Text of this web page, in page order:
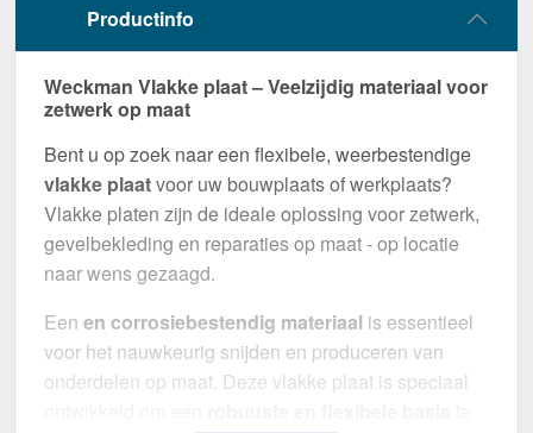
Productinfo
Weckman Vlakke plaat – Veelzijdig materiaal voor
zetwerk op maat
Bent u op zoek naar een flexibele, weerbestendige
vlakke plaatvoor uw bouwplaats of werkplaats?
Vlakke platen zijn de ideale oplossing voor zetwerk,
gevelbekleding en reparaties op maat - op locatie
naar wens gezaagd.
Een en corrosiebestendig materiaal is essentieel
voor het nauwkeurig snijden en produceren van
onderdelen op maat. Deze vlakke plaat is speciaal